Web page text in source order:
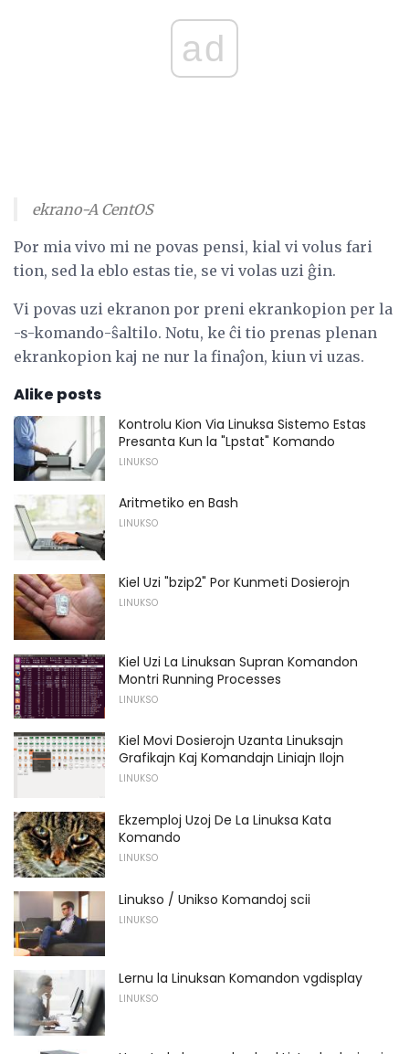
ad
ekrano-A CentOS
Por mia vivo mi ne povas pensi, kial vi volus fari
tion, sed la eblo estas tie, se vi volas uzi ĝin.
Vi povas uzi ekranon por preni ekrankopion per la
-s-komando-ŝaltilo. Notu, ke ĉi tio prenas plenan
ekrankopion kaj ne nur la finaĵon, kiun vi uzas.
Alike posts
Kontrolu Kion Via Linuksa Sistemo Estas
Presanta Kun la "Lpstat" Komando
LINUKSO
Aritmetiko en Bash
LINUKSO
Kiel Uzi "bzip2" Por Kunmeti Dosierojn
LINUKSO
Kiel Uzi La Linuksan Supran Komandon
Montri Running Processes
LINUKSO
Kiel Movi Dosierojn Uzanta Linuksajn
Grafikajn Kaj Komandajn Liniajn Ilojn
LINUKSO
Ekzemploj Uzoj De La Linuksa Kata
Komando
LINUKSO
Linukso / Unikso Komandoj scii
LINUKSO
Lernu la Linuksan Komandon vgdisplay
LINUKSO